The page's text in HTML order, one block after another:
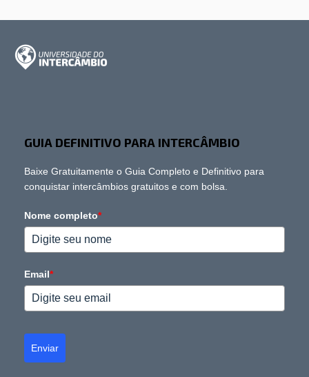
GUIA DEFINITIVO PARA INTERCÂMBIO
Baixe Gratuitamente o Guia Completo e Definitivo para
conquistar intercâmbios gratuitos e com bolsa.
Nome completo*
Email*
Enviar